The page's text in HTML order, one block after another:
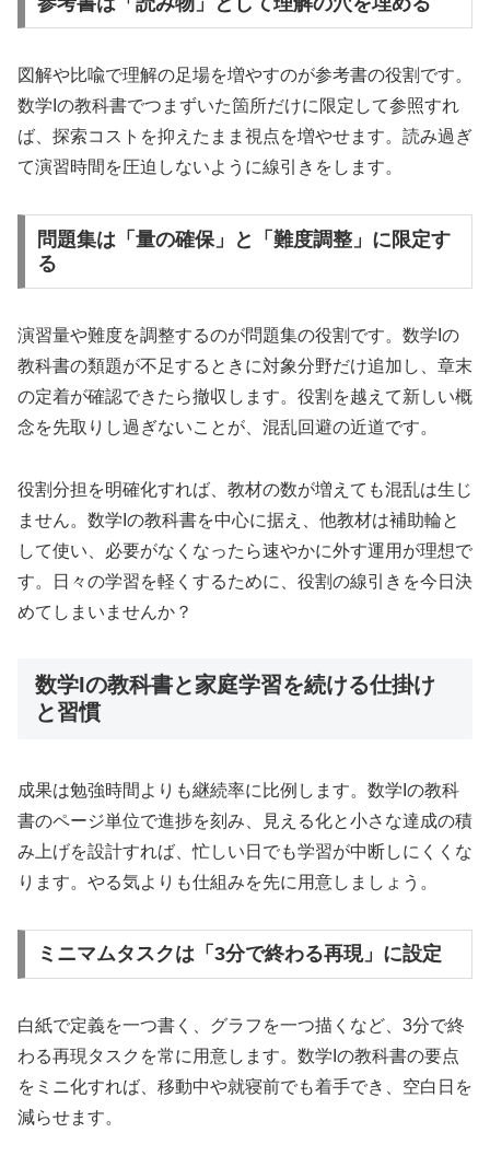
図解や比喩で理解の足場を増やすのが参考書の役割です。
数学Iの教科書でつまずいた箇所だけに限定して参照すれ
ば、探索コストを抑えたまま視点を増やせます。読み過ぎ
て演習時間を圧迫しないように線引きをします。
問題集は「量の確保」と「難度調整」に限定す
る
演習量や難度を調整するのが問題集の役割です。数学Iの
教科書の類題が不足するときに対象分野だけ追加し、章末
の定着が確認できたら撤収します。役割を越えて新しい概
念を先取りし過ぎないことが、混乱回避の近道です。
役割分担を明確化すれば、教材の数が増えても混乱は生じ
ません。数学Iの教科書を中心に据え、他教材は補助輪と
して使い、必要がなくなったら速やかに外す運用が理想で
す。日々の学習を軽くするために、役割の線引きを今日決
めてしまいませんか？
数学Iの教科書と家庭学習を続ける仕掛け
と習慣
成果は勉強時間よりも継続率に比例します。数学Iの教科
書のページ単位で進捗を刻み、見える化と小さな達成の積
み上げを設計すれば、忙しい日でも学習が中断しにくくな
ります。やる気よりも仕組みを先に用意しましょう。
ミニマムタスクは「3分で終わる再現」に設定
白紙で定義を一つ書く、グラフを一つ描くなど、3分で終
わる再現タスクを常に用意します。数学Iの教科書の要点
をミニ化すれば、移動中や就寝前でも着手でき、空白日を
減らせます。